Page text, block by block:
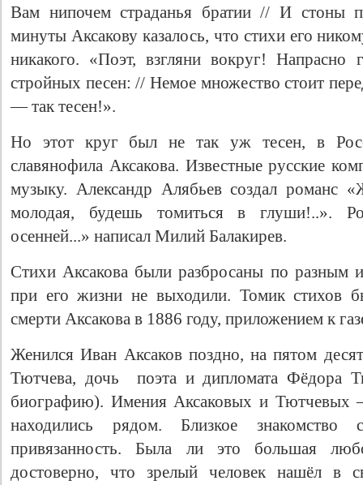
Вам нипочем страданья братии // И стоны
минуты Аксакову казалось, что стихи его
никакого. «Поэт, взгляни вокруг!
стройных песен: // Немое множество стоит
— так тесен!».
Но этот круг был не так уж тесен, в
славянофила Аксакова. Известные русские
музыку. Александр Алябьев создал романс
молодая, будешь томиться в глуши!..».
осенней...» написал Милий Балакирев.
Стихи Аксакова были разбросаны по разным
при его жизни не выходили. Томик стихов
смерти Аксакова в 1886 году, приложением к
Женился Иван Аксаков поздно, на пятом
Тютчева, дочь поэта и дипломата Фёдора
биографию). Имения Аксаковых и
находились рядом. Близкое
привязанность. Была ли это большая
достоверно, что зрелый человек нашёл в